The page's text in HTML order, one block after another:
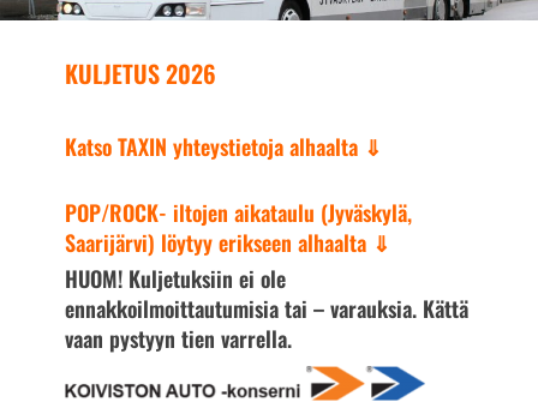
KULJETUS 2026
Katso TAXIN yhteystietoja alhaalta ⇓
POP/ROCK- iltojen aikataulu (Jyväskylä,
Saarijärvi) löytyy erikseen alhaalta ⇓
HUOM! Kuljetuksiin ei ole
ennakkoilmoittautumisia tai – varauksia. Kättä
vaan pystyyn tien varrella.